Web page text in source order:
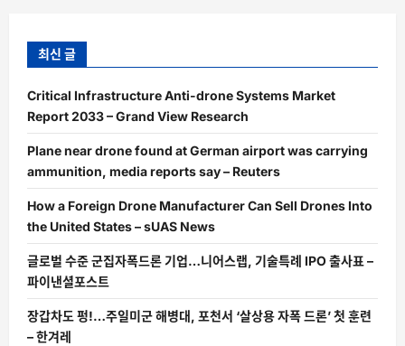
최신 글
Critical Infrastructure Anti-drone Systems Market
Report 2033 – Grand View Research
Plane near drone found at German airport was carrying
ammunition, media reports say – Reuters
How a Foreign Drone Manufacturer Can Sell Drones Into
the United States – sUAS News
글로벌 수준 군집자폭드론 기업…니어스랩, 기술특례 IPO 출사표 –
파이낸셜포스트
장갑차도 펑!…주일미군 해병대, 포천서 ‘살상용 자폭 드론’ 첫 훈련
– 한겨레